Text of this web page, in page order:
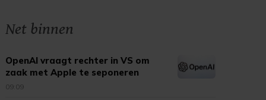
Net binnen
OpenAI vraagt rechter in VS om
zaak met Apple te seponeren
09:09